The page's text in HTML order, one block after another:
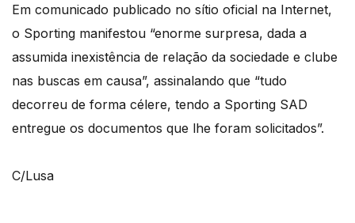
Em comunicado publicado no sítio oficial na Internet,
o Sporting manifestou “enorme surpresa, dada a
assumida inexistência de relação da sociedade e clube
nas buscas em causa”, assinalando que “tudo
decorreu de forma célere, tendo a Sporting SAD
entregue os documentos que lhe foram solicitados”.
C/Lusa